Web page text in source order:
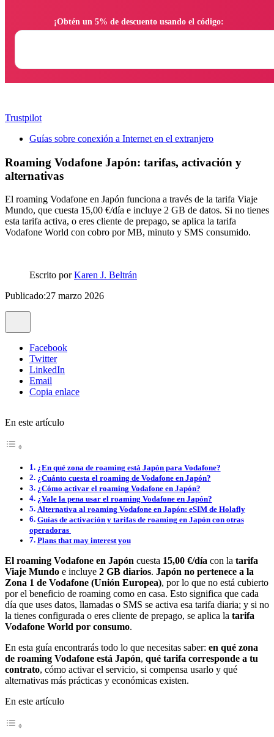
Trustpilot
Guías sobre conexión a Internet en el extranjero
Roaming Vodafone Japón: tarifas, activación y
alternativas
El roaming Vodafone en Japón funciona a través de la tarifa Viaje
Mundo, que cuesta 15,00 €/día e incluye 2 GB de datos. Si no tienes
esta tarifa activa, o eres cliente de prepago, se aplica la tarifa
Vodafone World con cobro por MB, minuto y SMS consumido.
Escrito porKaren J. Beltrán
Publicado:27 marzo 2026
Facebook
Twitter
LinkedIn
Email
Copia enlace
En este artículo
¿En qué zona de roaming está Japón para Vodafone?
¿Cuánto cuesta el roaming de Vodafone en Japón?
¿Cómo activar el roaming Vodafone en Japón?
¿Vale la pena usar el roaming Vodafone en Japón?
Alternativa al roaming Vodafone en Japón: eSIM de Holafly
Guías de activación y tarifas de roaming en Japón con otras
operadoras
Plans that may interest you
El roaming Vodafone en Japón cuesta 15,00 €/día con la tarifa
Viaje Mundo e incluye 2 GB diarios. Japón no pertenece a la
Zona 1 de Vodafone (Unión Europea), por lo que no está cubierto
por el beneficio de roaming como en casa. Esto significa que cada
día que uses datos, llamadas o SMS se activa esa tarifa diaria; y si no
la tienes configurada o eres cliente de prepago, se aplica la tarifa
Vodafone World por consumo.
En esta guía encontrarás todo lo que necesitas saber: en qué zona
de roaming Vodafone está Japón, qué tarifa corresponde a tu
contrato, cómo activar el servicio, si compensa usarlo y qué
alternativas más prácticas y económicas existen.
En este artículo